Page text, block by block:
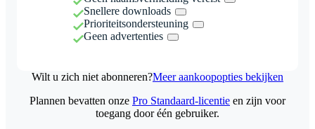
Snellere downloads
Prioriteitsondersteuning
Geen advertenties
Wilt u zich niet abonneren?Meer aankoopopties bekijken
Plannen bevatten onze Pro Standaard-licentie en zijn voor
toegang door één gebruiker.